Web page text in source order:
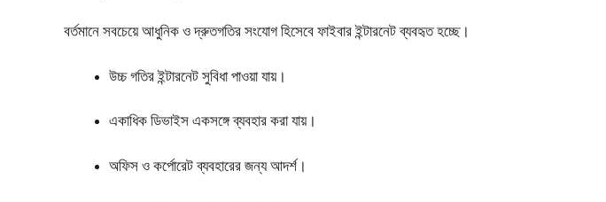
বর্তমানে সবচেয়ে আধুনিক ও দ্রুতগতির সংযোগ হিসেবে ফাইবার ইন্টারনেট ব্যবহৃত হচ্ছে।
উচ্চ গতির ইন্টারনেট সুবিধা পাওয়া যায়।
একাধিক ডিভাইস একসঙ্গে ব্যবহার করা যায়।
অফিস ও কর্পোরেট ব্যবহারের জন্য আদর্শ।